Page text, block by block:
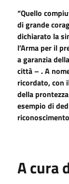
“Quello
di grande
dichiarato la
l’Arma per il
a garanzia
città – . A
ricordato, con
della
esempio di
A cura